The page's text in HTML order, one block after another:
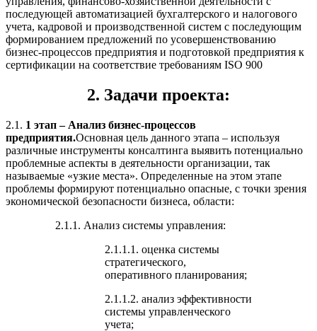
последующей автоматизацией бухгалтерского и налогового
учета, кадровой и производственной систем с последующим
формированием предложений по усовершенствованию
бизнес-процессов предприятия и подготовкой предприятия к
сертификации на соответствие требованиям ISO 900
2. Задачи проекта:
2.1. 1 этап – Анализ бизнес-процессов
предприятия.Основная цель данного этапа – используя
различные инструменты консалтинга выявить потенциально
проблемные аспекты в деятельности организации, так
называемые «узкие места». Определенные на этом этапе
проблемы формируют потенциально опасные, с точки зрения
экономической безопасности бизнеса, области:
2.1.1. Анализ системы управления:
2.1.1.1. оценка системы
стратегического,
оперативного планирования;
2.1.1.2. анализ эффективности
системы управленческого
учета;